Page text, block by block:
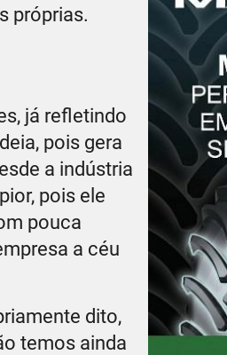
próprias.
já refletindo
pois gera
a indústria
pois ele
pouca
a céu
dito,
temos ainda